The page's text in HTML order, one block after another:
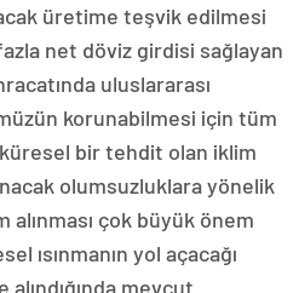
üretime teşvik edilmesi
net döviz girdisi sağlayan
uluslararası
korunabilmesi için tüm
küresel bir tehdit olan iklim
olumsuzluklara yönelik
çok büyük önem
ısınmanın yol açacağı
alındığında mevcut